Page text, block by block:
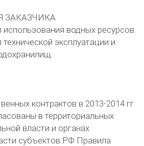
ЗАКАЗЧИКА
водных ресурсов.
эксплуатации и
контрактов в 2013-2014 гг.
в территориальных
власти и органах
субъектов РФ Правила